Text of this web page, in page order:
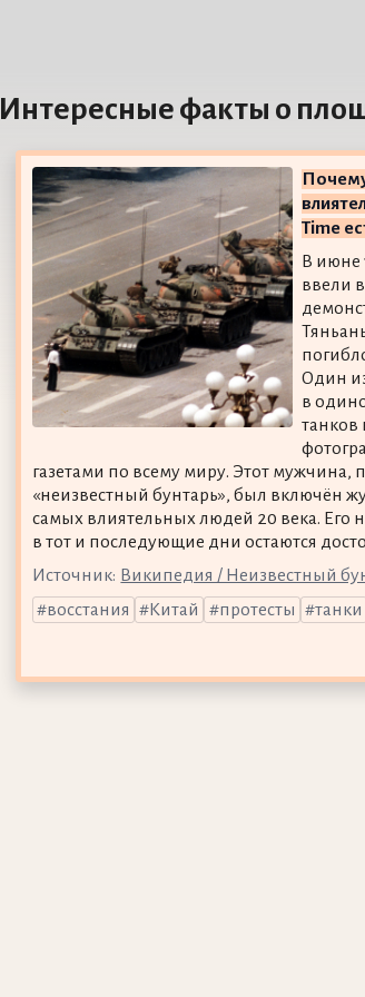
Интересные факты о
Time
В июне
ввели
Один
в
танков
газетами по всему миру. Этот мужчина,
«неизвестный бунтарь», был включён
самых влиятельных людей 20 века. Его
в тот и последующие дни остаются
Источник: Википедия / Неизвестный
восстания
Китай протесты танки